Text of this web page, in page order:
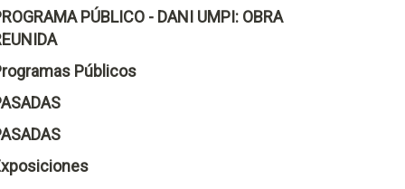
PÚBLICO - DANI UMPI: OBRA
Públicos